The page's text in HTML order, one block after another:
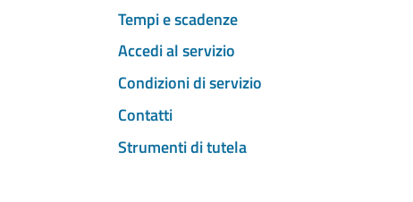
Tempi e scadenze
Accedi al servizio
Condizioni di servizio
Contatti
Strumenti di tutela